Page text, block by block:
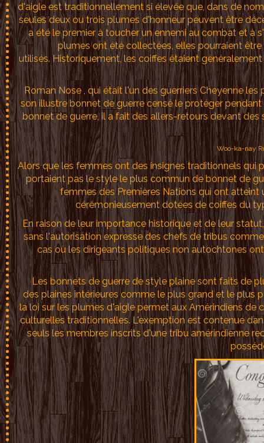
d'aigle est traditionnellement si élevée que, dans de
seules deux ou trois plumes d'honneur peuvent être
a été le premier à toucher un ennemi au combat et à
plumes ont été collectées, elles pourraient
utilisés. Historiquement, les coiffes étaient
Roman Nose , qui était l'un des guerriers Cheyenne
son illustre bonnet de guerre censé le protéger
bonnet de guerre, il a fait des allers-retours devant
Woo-ka-nay
Alors que les femmes ont des insignes traditionnels qui
portaient pas le style le plus commun de bonnet de
femmes des Premières Nations qui ont
cérémonieusement dotées de coiffes du
En raison de leur importance historique et de leur
sans l'autorisation expresse des chefs de tribus
cas où les dirigeants politiques non autochtones
Les bonnets de guerre de style plaine sont faits de
des plaines intérieures comme le plus grand et le plus
la loi sur les plumes d'aigle permet aux Amérindiens de
culturelles traditionnelles. L'exemption est contenue
seuls les membres inscrits d'une tribu amérindienne